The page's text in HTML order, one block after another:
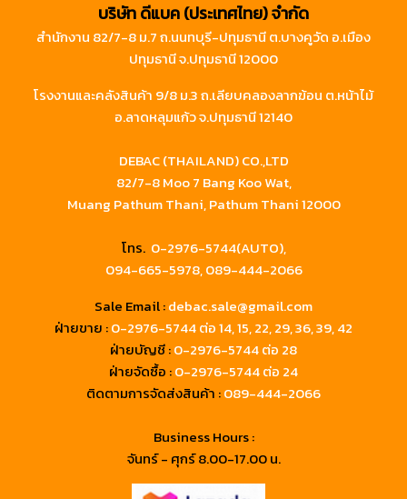
บริษัท ดีแบค (ประเทศไทย) จำกัด
สำนักงาน 82/7-8 ม.7 ถ.นนทบุรี-ปทุมธานี ต.บางคูวัด อ.เมือง
ปทุมธานี จ.ปทุมธานี 12000
โรงงานและคลังสินค้า 9/8 ม.3 ถ.เลียบคลองลากฆ้อน ต.หน้าไม้
อ.ลาดหลุมแก้ว จ.ปทุมธานี 12140
DEBAC (THAILAND) CO.,LTD
82/7-8 Moo 7 Bang Koo Wat,
Muang Pathum Thani, Pathum Thani 12000
โทร. 0-2976-5744(AUTO),
094-665-5978,089-444-2066
Sale Email :debac.sale@gmail.com
ฝ่ายขาย :0-2976-5744ต่อ 14, 15, 22, 29, 36, 39, 42
ฝ่ายบัญชี :0-2976-5744 ต่อ 28
ฝ่ายจัดซื้อ :0-2976-5744 ต่อ 24
ติดตามการจัดส่งสินค้า :089-444-2066
Business Hours :
จันทร์ - ศุกร์ 8.00-17.00 น.